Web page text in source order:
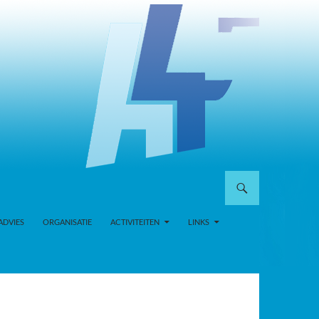
ORGANISATIE ACTIVITEITEN LINKS